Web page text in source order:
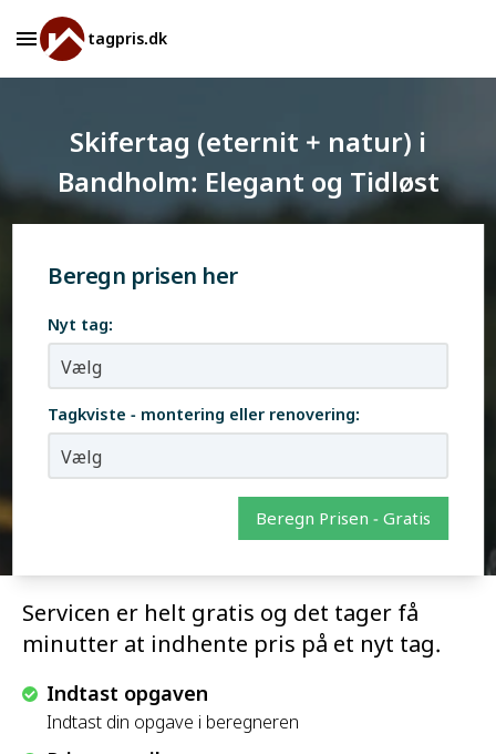
tagpris.dk
Skifertag (eternit + natur) i
Bandholm: Elegant og Tidløst
Servicen er helt gratis og det tager få
minutter at indhente pris på et nyt tag.
Indtast opgaven
Indtast din opgave i beregneren
Beregn prisen her
Nyt tag:
Tagkviste - montering eller renovering:
Beregn Prisen - Gratis